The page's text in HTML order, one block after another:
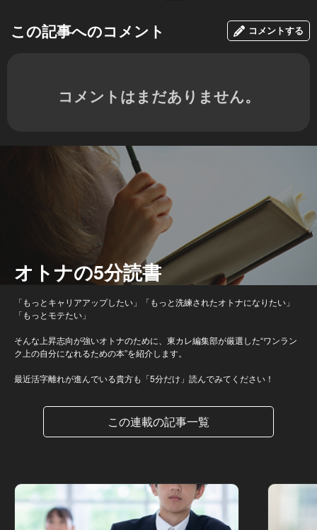
この記事へのコメント コメントする
コメントはまだありません。
オトナの5分読書
「もっとキャリアアップしたい」「もっと洗練されたオトナになりたい」
「もっとモテたい」
そんな上昇志向が強いオトナのために、東カレ編集部が厳選した“ワンラン
ク上の自分になれるための本”を紹介します。
最近活字離れが進んでいる貴方も「5分だけ」読んでみてください！
この連載の記事一覧